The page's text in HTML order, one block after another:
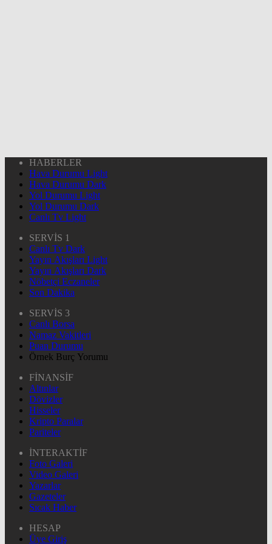
HABERLER
Hava Durumu Light
Hava Durumu Dark
Yol Durumu Light
Yol Durumu Dark
Canlı Tv Light
SERVİS 1
Canlı Tv Dark
Yayın Akışları Light
Yayın Akışları Dark
Nöbetçi Eczaneler
Son Dakika
SERVİS 3
Canlı Borsa
Namaz Vakitleri
Puan Durumu
Örnek Burç Yorumu
FİNANSİF
Altınlar
Dövizler
Hisseler
Kripto Paralar
Pariteler
İNTERAKTİF
Foto Galeri
Video Galeri
Yazarlar
Gazeteler
Sıcak Haber
HESAP
Üye Giriş